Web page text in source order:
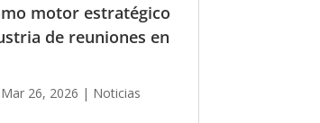
motor estratégico
de reuniones en
Mar 26, 2026 | Noticias